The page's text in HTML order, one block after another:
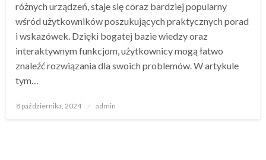
różnych urządzeń, staje się coraz bardziej popularny
wśród użytkowników poszukujących praktycznych porad
i wskazówek. Dzięki bogatej bazie wiedzy oraz
interaktywnym funkcjom, użytkownicy mogą łatwo
znaleźć rozwiązania dla swoich problemów. W artykule
tym…
Opublikowane
8 października, 2024 admin